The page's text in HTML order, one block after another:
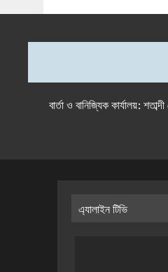
বার্তা ও বানিজ্যিক
এ্যালাইন টিভি